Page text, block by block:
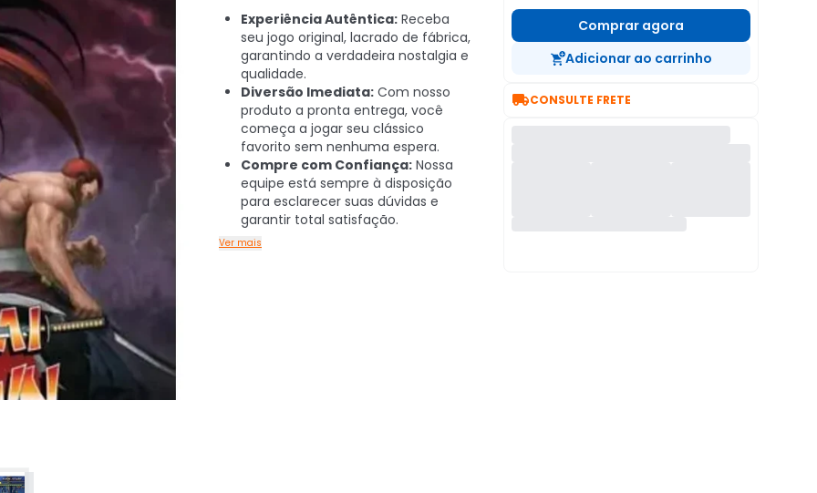
Experiência Autêntica: Receba
seu jogo original, lacrado de fábrica,
garantindo a verdadeira nostalgia e
qualidade.
Diversão Imediata: Com nosso
produto a pronta entrega, você
começa a jogar seu clássico
favorito sem nenhuma espera.
Compre com Confiança: Nossa
equipe está sempre à disposição
para esclarecer suas dúvidas e
garantir total satisfação.
Ver mais
Comprar agora
Adicionar ao carrinho
CONSULTE FRETE